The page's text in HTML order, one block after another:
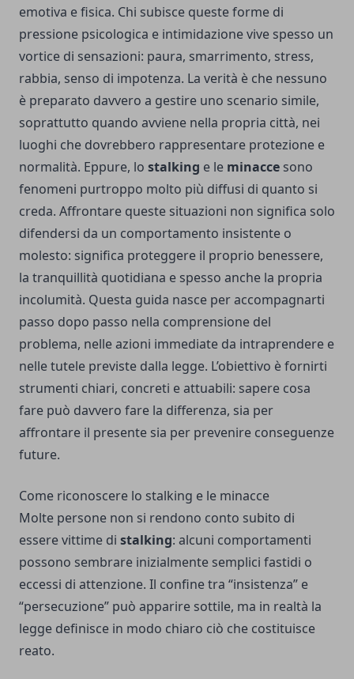
emotiva e fisica. Chi subisce queste forme di
pressione psicologica e intimidazione vive spesso un
vortice di sensazioni: paura, smarrimento, stress,
rabbia, senso di impotenza. La verità è che nessuno
è preparato davvero a gestire uno scenario simile,
soprattutto quando avviene nella propria città, nei
luoghi che dovrebbero rappresentare protezione e
normalità. Eppure, lo stalking e le minacce sono
fenomeni purtroppo molto più diffusi di quanto si
creda. Affrontare queste situazioni non significa solo
difendersi da un comportamento insistente o
molesto: significa proteggere il proprio benessere,
la tranquillità quotidiana e spesso anche la propria
incolumità. Questa guida nasce per accompagnarti
passo dopo passo nella comprensione del
problema, nelle azioni immediate da intraprendere e
nelle tutele previste dalla legge. L’obiettivo è fornirti
strumenti chiari, concreti e attuabili: sapere cosa
fare può davvero fare la differenza, sia per
affrontare il presente sia per prevenire conseguenze
future.
Come riconoscere lo stalking e le minacce
Molte persone non si rendono conto subito di
essere vittime di stalking: alcuni comportamenti
possono sembrare inizialmente semplici fastidi o
eccessi di attenzione. Il confine tra “insistenza” e
“persecuzione” può apparire sottile, ma in realtà la
legge definisce in modo chiaro ciò che costituisce
reato.